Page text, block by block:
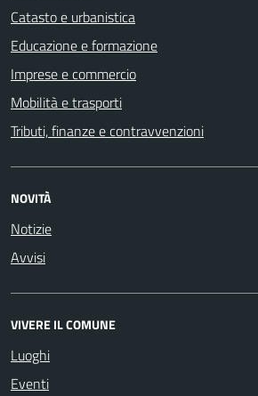
Catasto e urbanistica
Educazione e formazione
Imprese e commercio
Mobilità e trasporti
Tributi, finanze e contravvenzioni
NOVITÀ
Notizie
Avvisi
VIVERE IL COMUNE
Luoghi
Eventi